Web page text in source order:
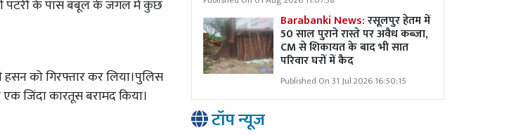
पटरी के पास बबूल के जंगल में कुछ
को गिरफ्तार कर लिया।पुलिस
जिंदा कारतूस बरामद किया।
Barabanki News:रसूलपुर हेतम में
50 साल पुराने रास्ते पर अवैध कब्ज़ा,
CM से शिकायत के बाद भी सात
परिवार घरों में कैद
Published On 31 Jul 2026 16:50:15
टॉप न्यूज